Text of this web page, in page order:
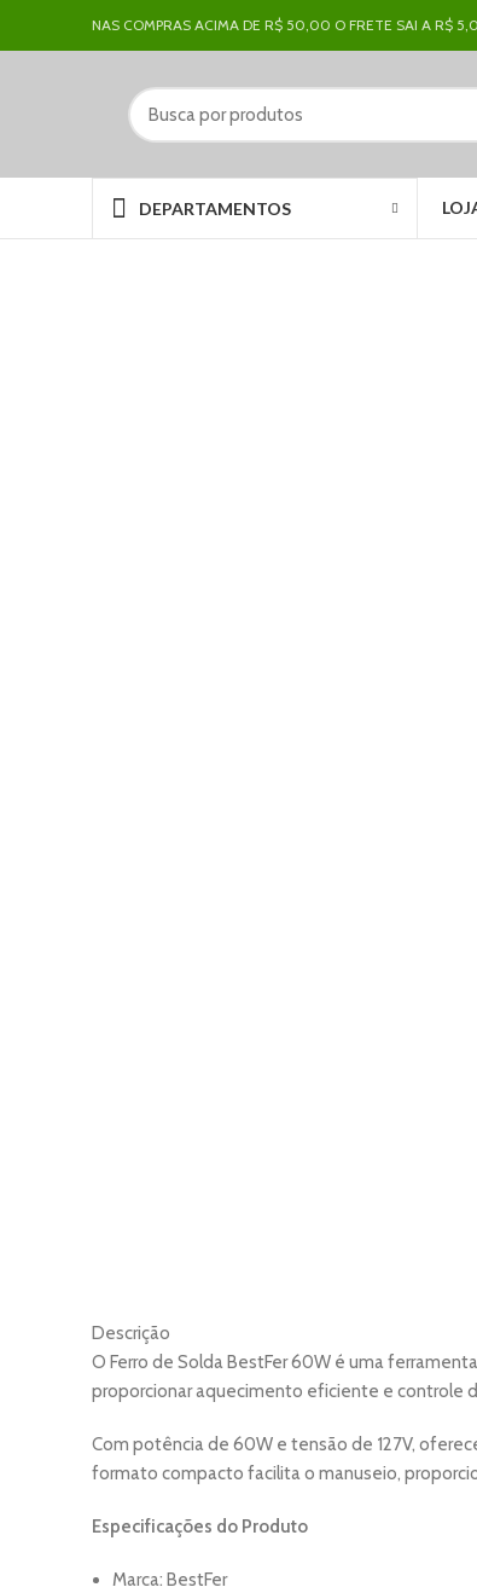
NAS COMPRAS ACIMA DE R$ 50,00 O FRETE SAI A R$
DEPARTAMENTOS
Descrição
O Ferro de Solda BestFer 60W é uma
proporcionar aquecimento eficiente e controle
Com potência de 60W e tensão de 127V,
formato compacto facilita o manuseio,
Especificações do Produto
Marca: BestFer